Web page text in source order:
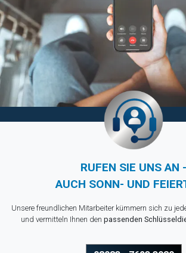
RUFEN SIE UNS AN -
AUCH SONN- UND
Unsere freundlichen Mitarbeiter kümmern sich zu
und vermitteln Ihnen den passenden